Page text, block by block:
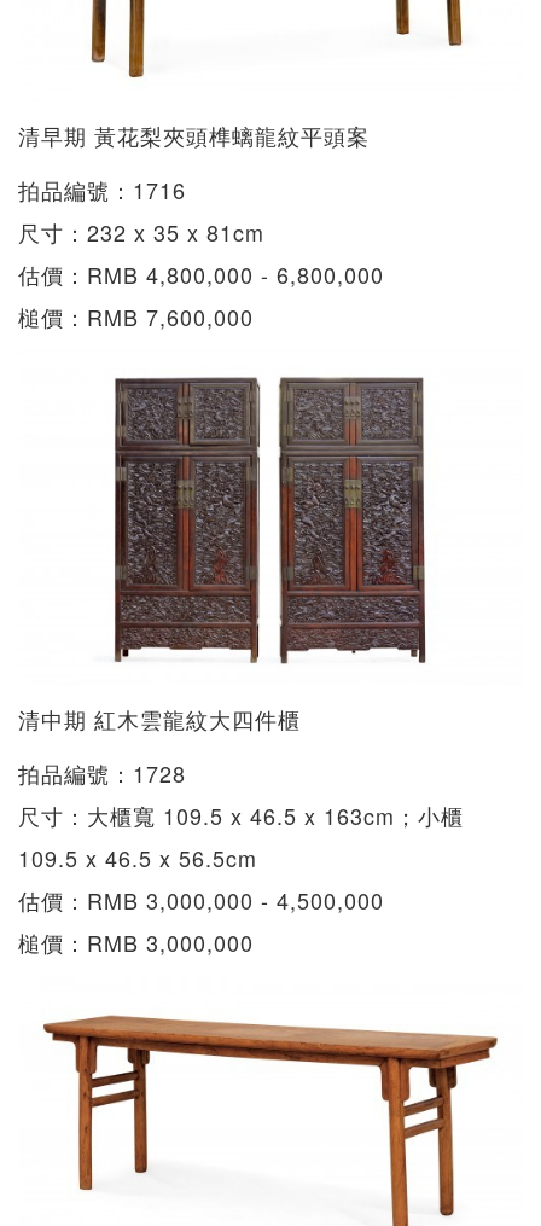
清早期 黃花梨夾頭榫螭龍紋平頭案
拍品編號：1716
尺寸：232 x 35 x 81cm
估價：RMB 4,800,000 - 6,800,000
槌價：RMB 7,600,000
清中期 紅木雲龍紋大四件櫃
拍品編號：1728
尺寸：大櫃寬 109.5 x 46.5 x 163cm；小櫃
109.5 x 46.5 x 56.5cm
估價：RMB 3,000,000 - 4,500,000
槌價：RMB 3,000,000